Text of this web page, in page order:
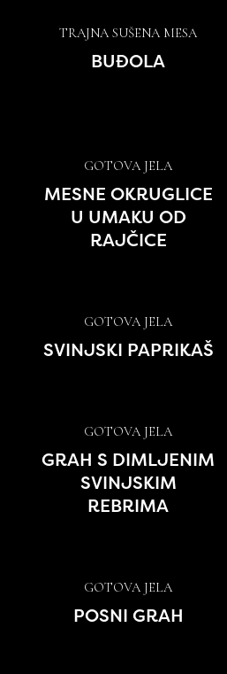
TRAJNA SUŠENA MESA
BUĐOLA
GOTOVA JELA
MESNE OKRUGLICE
U UMAKU OD
RAJČICE
GOTOVA JELA
SVINJSKI PAPRIKAŠ
GOTOVA JELA
GRAH S DIMLJENIM
SVINJSKIM
REBRIMA
GOTOVA JELA
POSNI GRAH